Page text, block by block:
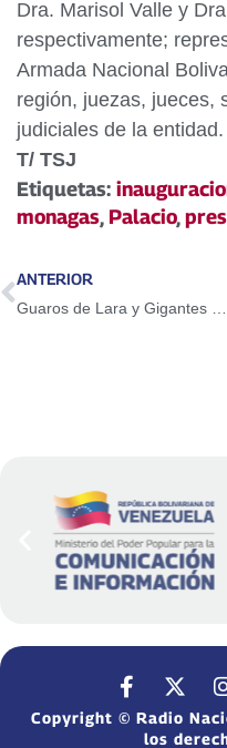
Dra. Marisol Valle y
respectivamente;
Armada Nacional
región, juezas, jueces,
judiciales de la entidad.
T/ TSJ
Etiquetas:
monagas, Palacio,
ANTERIOR
Copyright © Radio
los